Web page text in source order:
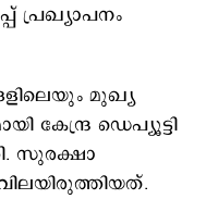
പ്രഖ്യാപനം
മുഖ്യ
കേന്ദ്ര ഡെപ്യൂട്ടി
സുരക്ഷാ